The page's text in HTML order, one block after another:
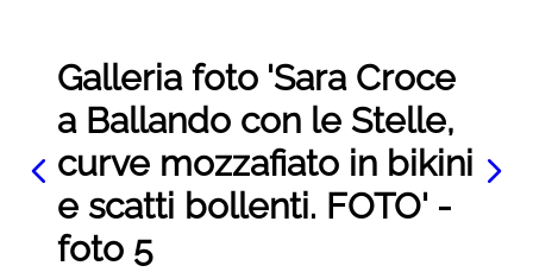
Galleria foto 'Sara Croce
a Ballando con le Stelle,
curve mozzafiato in bikini
e scatti bollenti. FOTO' -
foto 5